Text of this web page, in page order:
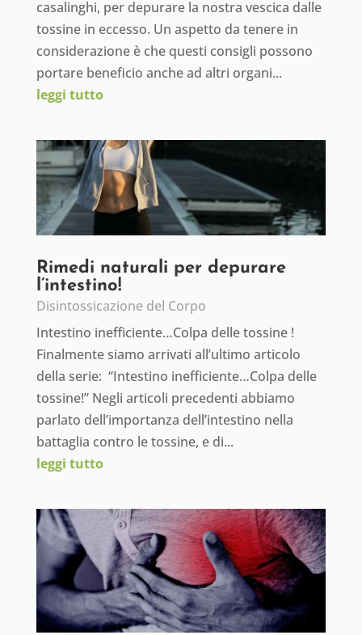
casalinghi, per depurare la nostra vescica dalle
tossine in eccesso. Un aspetto da tenere in
considerazione è che questi consigli possono
portare beneficio anche ad altri organi...
leggi tutto
Rimedi naturali per depurare
l’intestino!
Disintossicazione del Corpo
Intestino inefficiente…Colpa delle tossine !
Finalmente siamo arrivati all’ultimo articolo
della serie: “Intestino inefficiente…Colpa delle
tossine!” Negli articoli precedenti abbiamo
parlato dell’importanza dell’intestino nella
battaglia contro le tossine, e di...
leggi tutto